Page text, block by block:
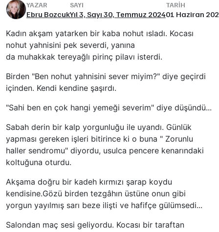
YAZAR
Ebru Bozcuk
SAYI
Yıl 3, Sayı 30, Temmuz 2024
TARIH
01 Haziran
Kadın akşam yatarken bir kaba nohut ısladı. Kocası
nohut yahnisini pek severdi, yanına
da muhakkak tereyağlı pirinç pilavı isterdi.
Birden "Ben nohut yahnisini sever miyim?" diye geçirdi
içinden. Kendi kendine şaşırdı.
"Sahi ben en çok hangi yemeği severim" diye düşündü...
Sabah derin bir kalp yorgunluğu ile uyandı. Günlük
yapması gereken işleri bitirince ki o buna " Zorunlu
haller sendromu" diyordu, usulca pencere kenarındaki
koltuğuna oturdu.
Akşama doğru bir kadeh kırmızı şarap koydu
kendisine.Gözü birden tezgâhın üstüne onun gibi
yorgun yayılmış sarı beze ilişti ve hafifçe gülümsedi...
Salondan maç sesi geliyordu. Kocası bir taraftan